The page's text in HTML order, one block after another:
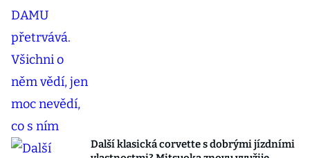
Další klasická corvette s dobrými jízdními